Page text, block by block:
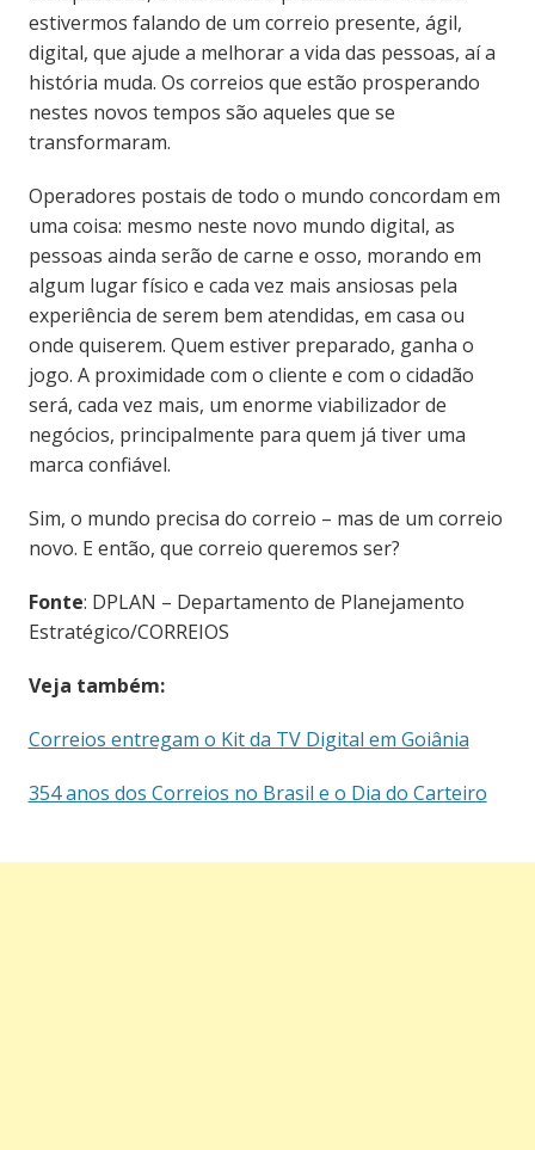
estivermos falando de um correio presente, ágil,
digital, que ajude a melhorar a vida das pessoas, aí a
história muda. Os correios que estão prosperando
nestes novos tempos são aqueles que se
transformaram.
Operadores postais de todo o mundo concordam em
uma coisa: mesmo neste novo mundo digital, as
pessoas ainda serão de carne e osso, morando em
algum lugar físico e cada vez mais ansiosas pela
experiência de serem bem atendidas, em casa ou
onde quiserem. Quem estiver preparado, ganha o
jogo. A proximidade com o cliente e com o cidadão
será, cada vez mais, um enorme viabilizador de
negócios, principalmente para quem já tiver uma
marca confiável.
Sim, o mundo precisa do correio – mas de um correio
novo. E então, que correio queremos ser?
Fonte: DPLAN – Departamento de Planejamento
Estratégico/CORREIOS
Veja também:
Correios entregam o Kit da TV Digital em Goiânia
354 anos dos Correios no Brasil e o Dia do Carteiro